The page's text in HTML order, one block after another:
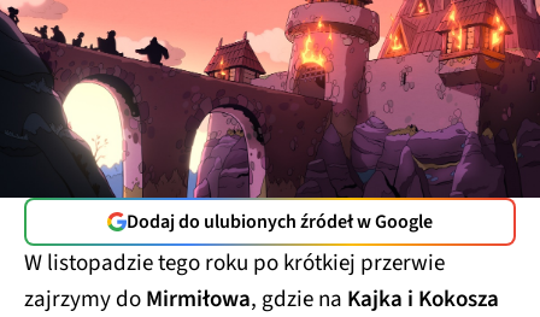
Dodaj do ulubionych źródeł w Google
W listopadzie tego roku po krótkiej przerwie
zajrzymy doMirmiłowa, gdzie na Kajka i Kokosza